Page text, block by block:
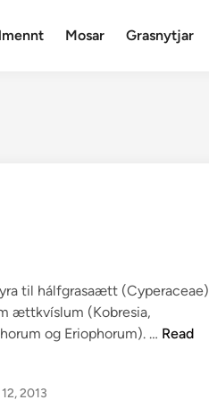
Mosar Grasnytjar
til hálfgrasaætt (Cyperaceae)
ættkvíslum (Kobresia,
og Eriophorum). … S
Read
2013